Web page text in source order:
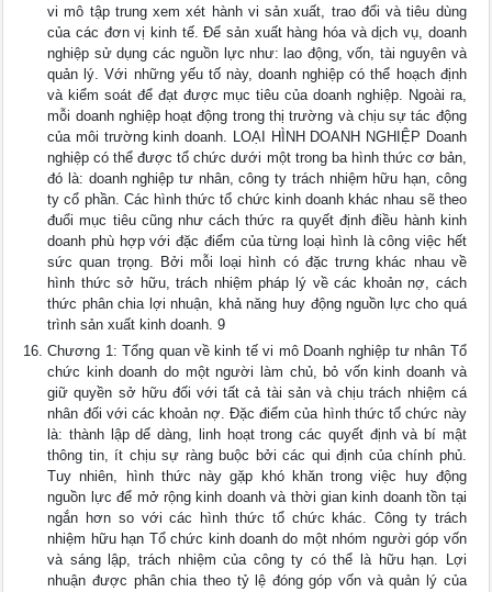
vi mô tập trung xem xét hành vi sản xuất, trao đổi và tiêu dùng
của các đơn vị kinh tế. Để sản xuất hàng hóa và dịch vụ, doanh
nghiệp sử dụng các nguồn lực như: lao động, vốn, tài nguyên và
quản lý. Với những yếu tố này, doanh nghiệp có thể hoạch định
và kiểm soát để đạt được mục tiêu của doanh nghiệp. Ngoài ra,
mỗi doanh nghiệp hoạt động trong thị trường và chịu sự tác động
của môi trường kinh doanh. LOẠI HÌNH DOANH NGHIỆP Doanh
nghiệp có thể được tổ chức dưới một trong ba hình thức cơ bản,
đó là: doanh nghiệp tư nhân, công ty trách nhiệm hữu hạn, công
ty cổ phần. Các hình thức tổ chức kinh doanh khác nhau sẽ theo
đuổi mục tiêu cũng như cách thức ra quyết định điều hành kinh
doanh phù hợp với đặc điểm của từng loại hình là công việc hết
sức quan trọng. Bởi mỗi loại hình có đặc trưng khác nhau về
hình thức sở hữu, trách nhiệm pháp lý về các khoản nợ, cách
thức phân chia lợi nhuận, khả năng huy động nguồn lực cho quá
trình sản xuất kinh doanh. 9
Chương 1: Tổng quan về kinh tế vi mô Doanh nghiệp tư nhân Tổ
chức kinh doanh do một người làm chủ, bỏ vốn kinh doanh và
giữ quyền sở hữu đối với tất cả tài sản và chịu trách nhiệm cá
nhân đối với các khoản nợ. Đặc điểm của hình thức tổ chức này
là: thành lập dể dàng, linh hoạt trong các quyết định và bí mật
thông tin, ít chịu sự ràng buộc bởi các qui định của chính phủ.
Tuy nhiên, hình thức này gặp khó khăn trong việc huy động
nguồn lực để mở rộng kinh doanh và thời gian kinh doanh tồn tại
ngắn hơn so với các hình thức tổ chức khác. Công ty trách
nhiệm hữu hạn Tổ chức kinh doanh do một nhóm người góp vốn
và sáng lập, trách nhiệm của công ty có thể là hữu hạn. Lợi
nhuận được phân chia theo tỷ lệ đóng góp vốn và quản lý của